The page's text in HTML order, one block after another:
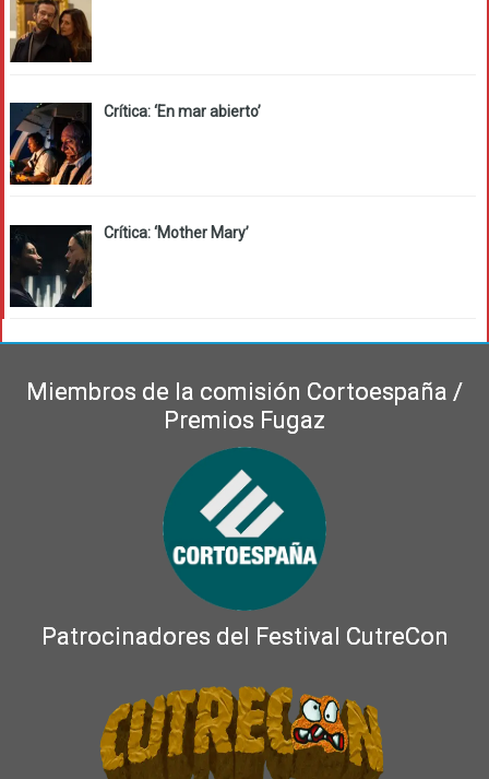
Crítica: ‘En mar abierto’
Crítica: ‘Mother Mary’
Miembros de la comisión Cortoespaña /
Premios Fugaz
Patrocinadores del Festival CutreCon